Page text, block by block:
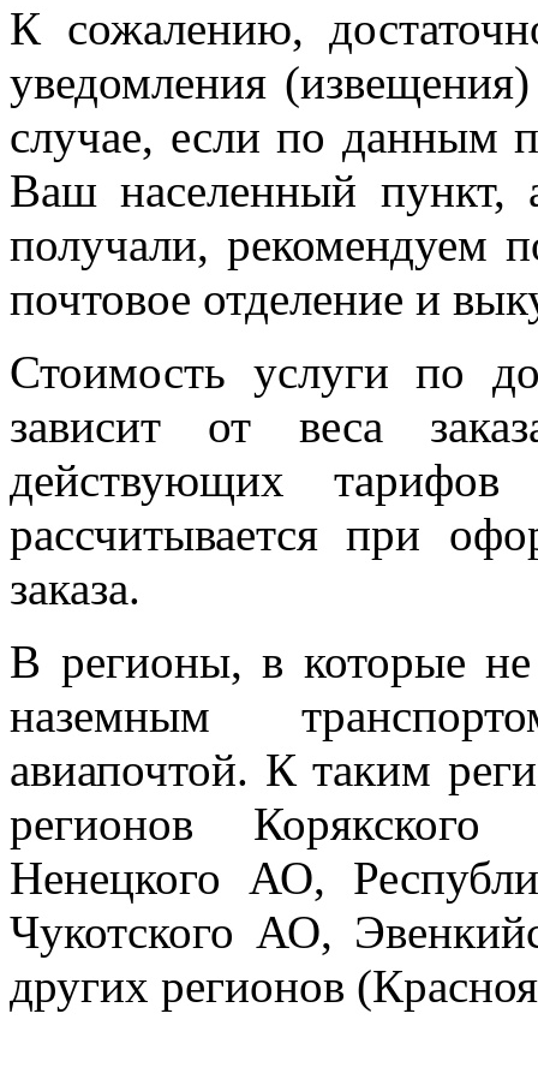
К сожалению,
уведомления
случае, если по данным
Ваш населенный пункт,
получали, рекомендуем
почтовое отделение и
Стоимость услуги по
зависит от веса
действующих
рассчитывается при
заказа.
В регионы, в которые не
наземным
авиапочтой. К таким
регионов
Ненецкого АО,
Чукотского АО,
других регионов